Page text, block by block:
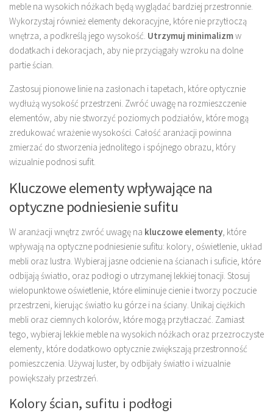
meble na wysokich nóżkach będą wyglądać bardziej przestronnie.
Wykorzystaj również elementy dekoracyjne, które nie przytłoczą
wnętrza, a podkreślą jego wysokość. Utrzymuj minimalizmw
dodatkach i dekoracjach, aby nie przyciągały wzroku na dolne
partie ścian.
Zastosuj pionowe linie na zasłonach i tapetach, które optycznie
wydłużą wysokość przestrzeni. Zwróć uwagę na rozmieszczenie
elementów, aby nie stworzyć poziomych podziałów, które mogą
zredukować wrażenie wysokości. Całość aranżacji powinna
zmierzać do stworzenia jednolitego i spójnego obrazu, który
wizualnie podnosi sufit.
Kluczowe elementy wpływające na
optyczne podniesienie sufitu
W aranżacji wnętrz zwróć uwagę na kluczowe elementy , które
wpływają na optyczne podniesienie sufitu: kolory, oświetlenie, układ
mebli oraz lustra. Wybieraj jasne odcienie na ścianach i suficie, które
odbijają światło, oraz podłogi o utrzymanej lekkiej tonacji. Stosuj
wielopunktowe oświetlenie, które eliminuje cienie i tworzy poczucie
przestrzeni, kierując światło ku górze i na ściany. Unikaj ciężkich
mebli oraz ciemnych kolorów, które mogą przytłaczać. Zamiast
tego, wybieraj lekkie meble na wysokich nóżkach oraz przezroczyste
elementy, które dodatkowo optycznie zwiększają przestronność
pomieszczenia. Używaj luster, by odbijały światło i wizualnie
powiększały przestrzeń.
Kolory ścian, sufitu i podłogi